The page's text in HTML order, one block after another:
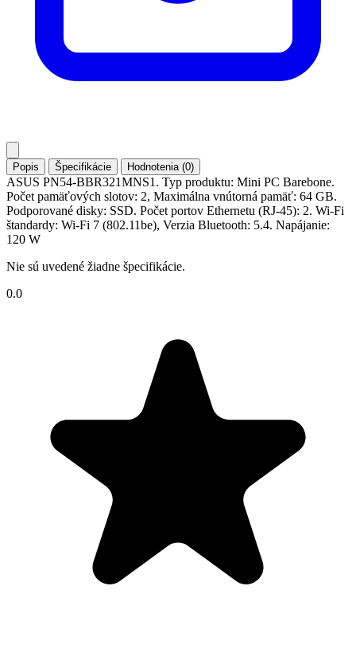
Popis Špecifikácie Hodnotenia (0)
ASUS PN54-BBR321MNS1. Typ produktu: Mini PC Barebone.
Počet pamäťových slotov: 2, Maximálna vnútorná pamäť: 64 GB.
Podporované disky: SSD. Počet portov Ethernetu (RJ-45): 2. Wi-Fi
štandardy: Wi-Fi 7 (802.11be), Verzia Bluetooth: 5.4. Napájanie:
120 W
Nie sú uvedené žiadne špecifikácie.
0.0